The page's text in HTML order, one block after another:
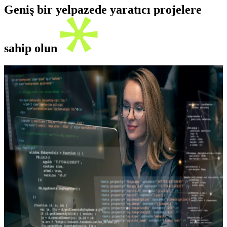
Geniş bir yelpazede yaratıcı projelere
sahip olun